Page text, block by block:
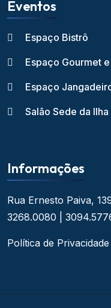
Eventos
Espaço Bistrô
Espaço Gourmet
Espaço
Salão Sede da Ilha
Informações
Rua Ernesto Paiva,
3268.0080 |
Política de Privacidade